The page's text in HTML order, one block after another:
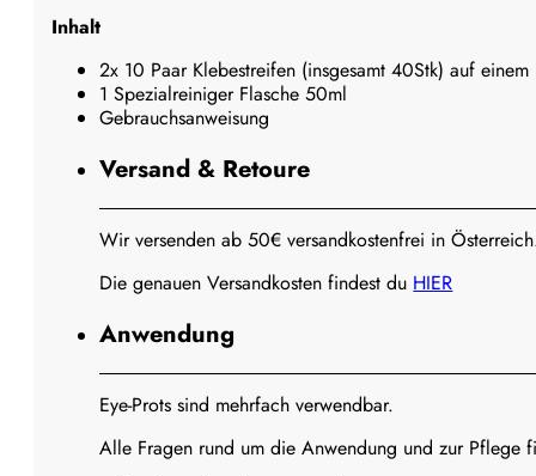
Inhalt
2x 10 Paar Klebestreifen (insgesamt 40Stk) auf
1 Spezialreiniger Flasche 50ml
Gebrauchsanweisung
Versand & Retoure
Wir versenden ab 50€ versandkostenfrei in
Die genauen Versandkosten findest du HIER
Anwendung
Eye-Prots sind mehrfach verwendbar.
Alle Fragen rund um die Anwendung und zur Pflege